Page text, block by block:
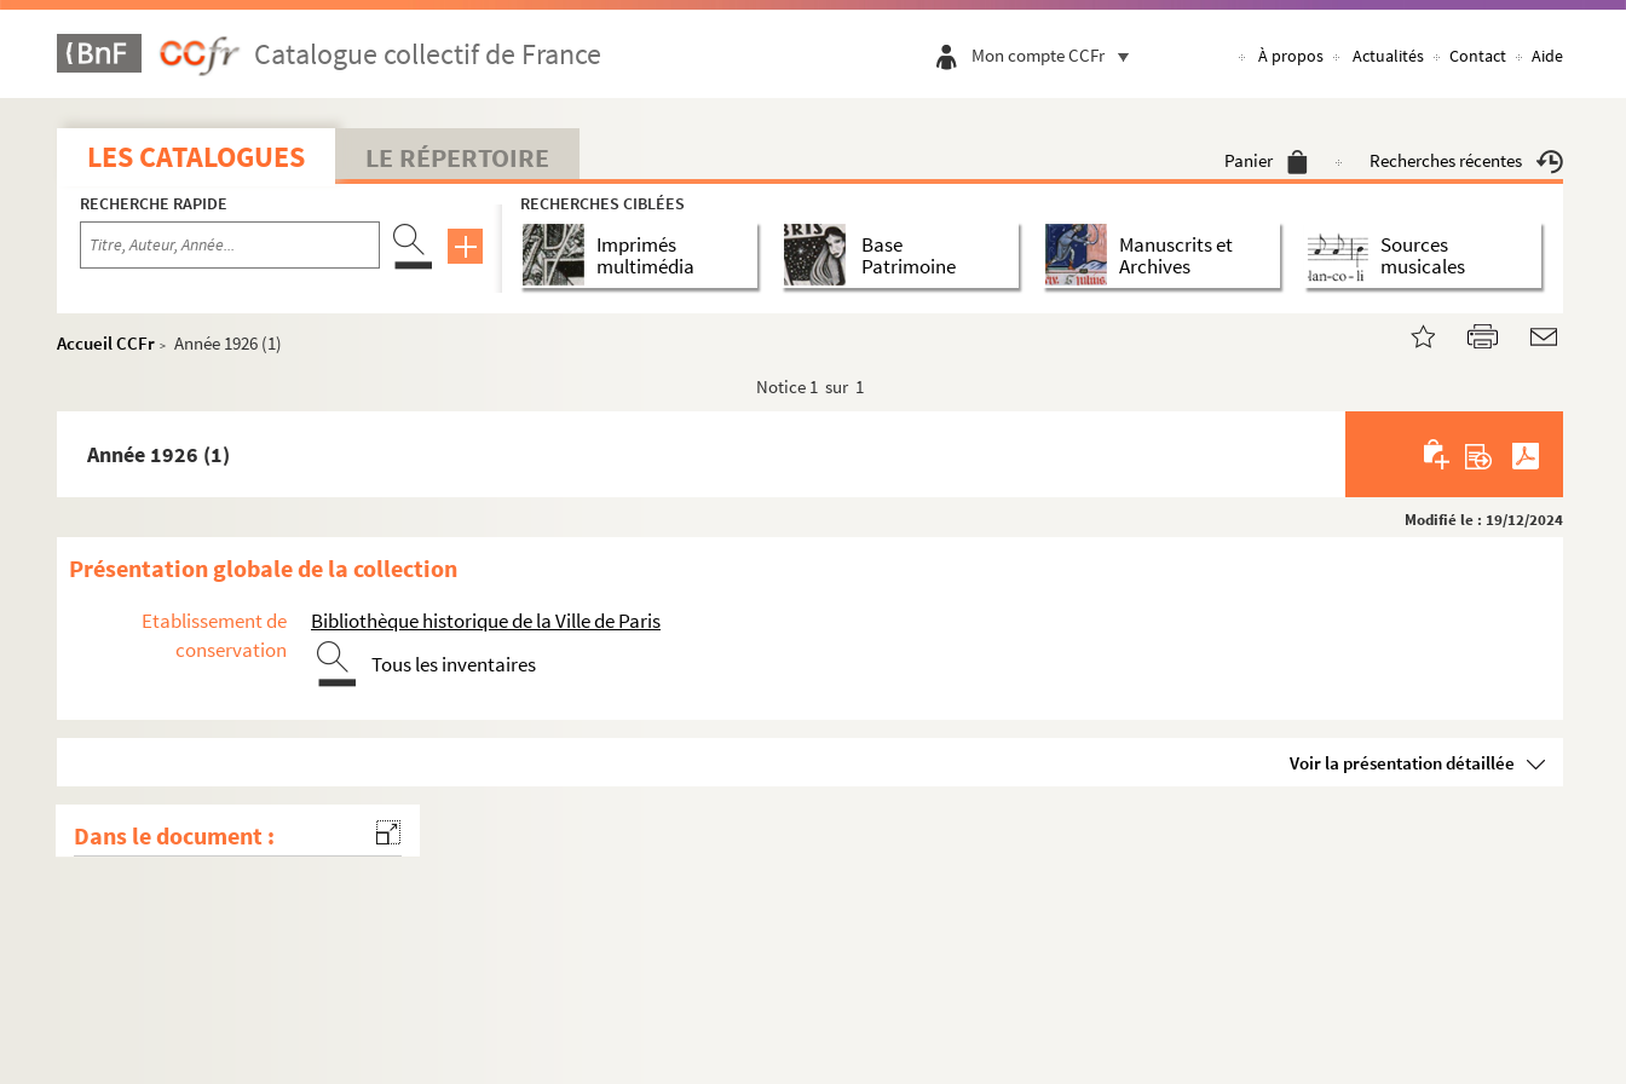
Catalogue collectif de France Mon compte CCFr À propos Actualités Contact Aide
LES CATALOGUES LE RÉPERTOIRE Panier Recherches récentes
RECHERCHE RAPIDE RECHERCHES CIBLÉES
Imprimés
multimédia
Base
Patrimoine
Manuscrits et
Archives
Sources
musicales
Accueil CCFr > Année 1926 (1)
Notice 1 sur 1
Année 1926 (1)
Modifié le : 19/12/2024
Présentation globale de la collection
Etablissement de
conservation
Bibliothèque historique de la Ville de Paris
Tous les inventaires
Voir la présentation détaillée
Dans le document :